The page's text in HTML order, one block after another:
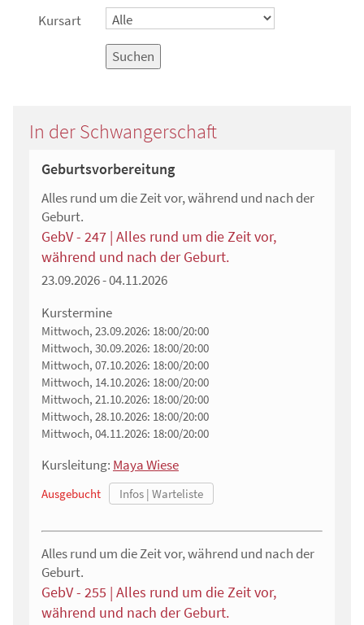
Kursart
Suchen
In der Schwangerschaft
Geburtsvorbereitung
Alles rund um die Zeit vor, während und nach der
Geburt.
GebV - 247 | Alles rund um die Zeit vor,
während und nach der Geburt.
23.09.2026 - 04.11.2026
Kurstermine
Mittwoch, 23.09.2026: 18:00/20:00
Mittwoch, 30.09.2026: 18:00/20:00
Mittwoch, 07.10.2026: 18:00/20:00
Mittwoch, 14.10.2026: 18:00/20:00
Mittwoch, 21.10.2026: 18:00/20:00
Mittwoch, 28.10.2026: 18:00/20:00
Mittwoch, 04.11.2026: 18:00/20:00
Kursleitung: Maya Wiese
Ausgebucht
Alles rund um die Zeit vor, während und nach der
Geburt.
GebV - 255 | Alles rund um die Zeit vor,
während und nach der Geburt.